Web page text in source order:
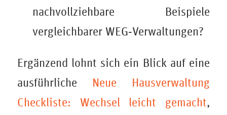
nachvollziehbare Beispiele
vergleichbarer WEG‑Verwaltungen?
Ergänzend lohnt sich ein Blick auf eine
ausführliche Neue Hausverwaltung
Checkliste: Wechsel leicht gemacht,